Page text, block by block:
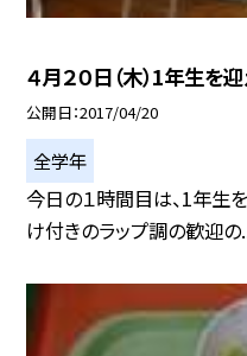
４月２０日（木）1年生を
公開日 2017/04/20
全学年
今日の１時間目は、1年生
け付きのラップ調の歓迎の